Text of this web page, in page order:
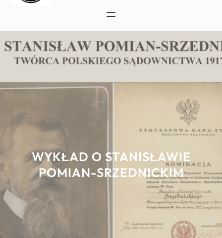
WYKŁAD O STANISŁAWIE
POMIAN-SRZEDNICKIM